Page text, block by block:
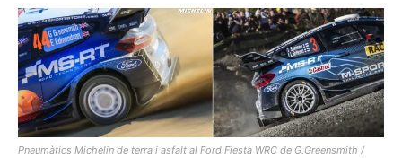
Pneumàtics Michelin de terra i asfalt al Ford Fiesta WRC de G.Greensmith /